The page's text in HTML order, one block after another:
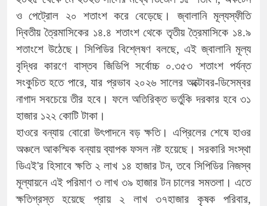
ও পেট্রোল ২০ শতাংশ করে বেড়েছে। জ্বালানি মূল্যস্ফীতি
দ্বিতীয় ত্রৈমাসিকের ১৪.৪ শতাংশ থেকে তৃতীয় ত্রৈমাসিকে ১৪.৯
শতাংশে উঠেছে। সিপিডির বিশ্লেষণ বলছে, এই জ্বালানি মূল্য
বৃদ্ধির কারণে বাস্তব জিডিপি সর্বোচ্চ ০.৩৫৩ শতাংশ পর্যন্ত
সংকুচিত হতে পারে, যার প্রভাব ২০২৬ সালের অক্টোবর-ডিসেম্বর
নাগাদ সবচেয়ে তীর হবে। ফলে অতিরিক্ত ভর্তুকি দরকার হবে ৩১
হাজার ১২২ কোটি টাকা।
হাওরে বন্যায় বোরো উৎপাদনে বড় ক্ষতি। এপ্রিলের শেষে হাওর
অঞ্চলে আকস্মিক বন্যায় ব্যাপক ফসল নষ্ট হয়েছে। সরকারি সংস্থা
ডিএই'র হিসাবে ক্ষতি ২ লাখ ১৪ হাজার টন, তবে সিপিডির নিজস্ব
মূল্যায়নে এই পরিমাণ ৩ লাখ ৩৯ হাজার টন চালের সমতলা। এতে
ক্ষতিগ্রস্ত হয়েছে প্রায় ২ লাখ ৩৭হাজার কৃষক পরিবার,